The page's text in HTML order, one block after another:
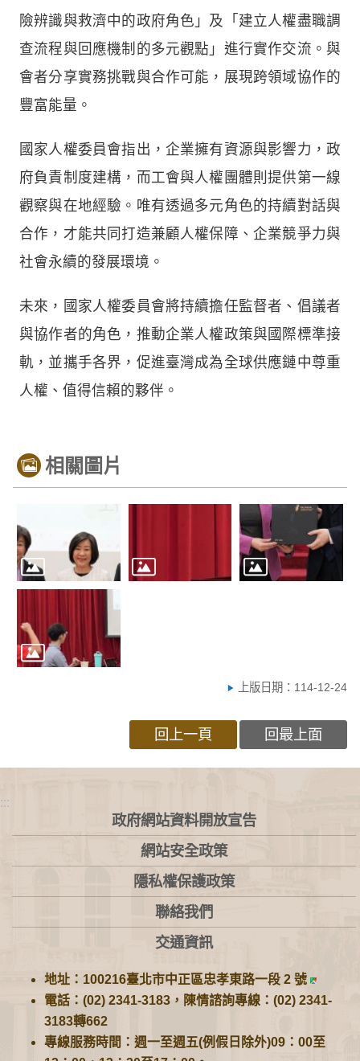
險辨識與救濟中的政府角色」及「建立人權盡職調
查流程與回應機制的多元觀點」進行實作交流。與
會者分享實務挑戰與合作可能，展現跨領域協作的
豐富能量。
國家人權委員會指出，企業擁有資源與影響力，政
府負責制度建構，而工會與人權團體則提供第一線
觀察與在地經驗。唯有透過多元角色的持續對話與
合作，才能共同打造兼顧人權保障、企業競爭力與
社會永續的發展環境。
未來，國家人權委員會將持續擔任監督者、倡議者
與協作者的角色，推動企業人權政策與國際標準接
軌，並攜手各界，促進臺灣成為全球供應鏈中尊重
人權、值得信賴的夥伴。
相關圖片
上版日期：114-12-24
回上一頁 回最上面
:::
政府網站資料開放宣告
網站安全政策
隱私權保護政策
聯絡我們
交通資訊
地址：100216臺北市中正區忠孝東路一段 2 號
電話：(02) 2341-3183，陳情諮詢專線：(02) 2341-
3183轉662
專線服務時間：週一至週五(例假日除外)09：00至